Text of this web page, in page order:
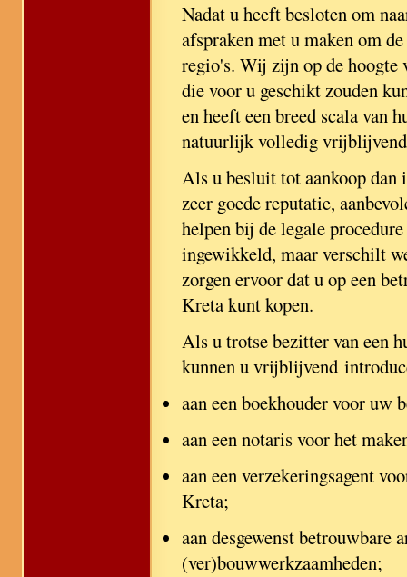
Nadat u heeft besloten om
afspraken met u maken om
regio's. Wij zijn op de hoogte
die voor u geschikt zouden
en heeft een breed scala van
natuurlijk volledig
Als u besluit tot aankoop dan
zeer goede reputatie,
helpen bij de legale
ingewikkeld, maar verschilt
zorgen ervoor dat u op een
Kreta kunt kopen.
Als u trotse bezitter van een
kunnen u vrijblijvend
aan een boekhouder voor uw
aan een notaris voor het
aan een verzekeringsagent
Kreta;
aan desgewenst betrouwbare
(ver)bouwwerkzaamheden;